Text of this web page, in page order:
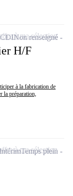
H/F
à la fabrication de
la préparation,
CDINon renseigné
à ma sélection
Temps plein
à ma sélection